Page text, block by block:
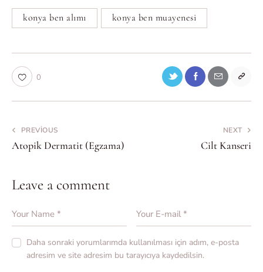
konya ben alımı konya ben muayenesi
0
PREVIOUS
Atopik Dermatit (Egzama)
NEXT
Cilt Kanseri
Leave a comment
Daha sonraki yorumlarımda kullanılması için adım, e-posta
adresim ve site adresim bu tarayıcıya kaydedilsin.